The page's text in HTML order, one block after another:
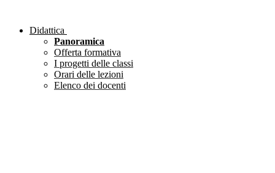
Didattica
Panoramica
Offerta formativa
I progetti delle classi
Orari delle lezioni
Elenco dei docenti